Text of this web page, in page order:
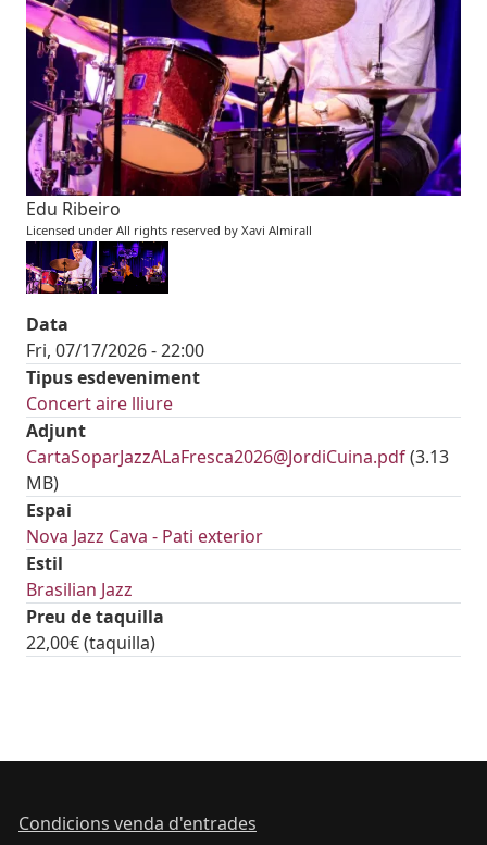
Edu Ribeiro
Licensed under All rights reserved by Xavi Almirall
Data
Fri, 07/17/2026 - 22:00
Tipus esdeveniment
Concert aire lliure
Adjunt
Document
CartaSoparJazzALaFresca2026@JordiCuina.pdf(3.13
MB)
Espai
Nova Jazz Cava - Pati exterior
Estil
Brasilian Jazz
Preu de taquilla
22,00€ (taquilla)
Condicions venda d'entrades